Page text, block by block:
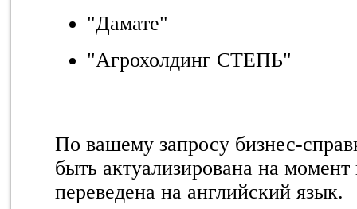
"Дамате"
"Агрохолдинг СТЕПЬ"
По вашему запросу бизнес-
быть актуализирована на
переведена на английский язык.